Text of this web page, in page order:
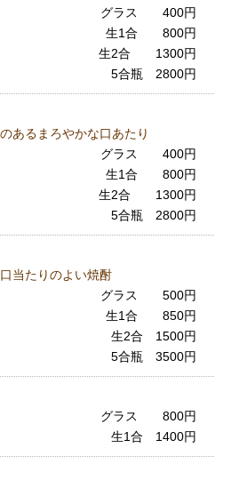
グラス 400円
生1合 800円
生2合 1300円
5合瓶 2800円
あるまろやかな口あたり
グラス 400円
生1合 800円
生2合 1300円
5合瓶 2800円
当たりのよい焼酎
グラス 500円
生1合 850円
生2合 1500円
5合瓶 3500円
グラス 800円
生1合 1400円